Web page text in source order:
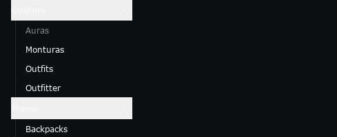
Auras
Monturas
Outfits
Outfitter
Backpacks